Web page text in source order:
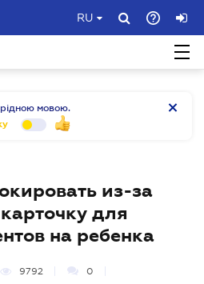
RU
рідною мовою.
из-за
для
на ребенка
9792 0